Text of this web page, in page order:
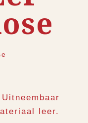
leer.